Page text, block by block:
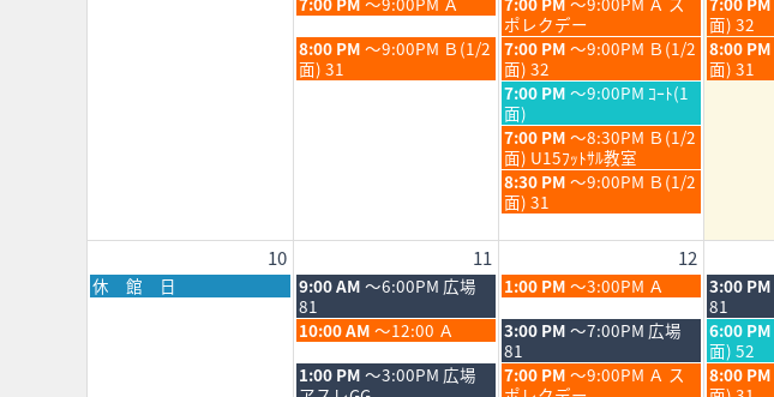
4th
2026
5th
2026
6th
2026
8
月
4th
2026
8
月
5th
2026
8
月
6th
2026
曜
日,
8
月
曜
日,
8
月
5th
2026
ポレクデー
曜
日,
8
月
面) 32
火
曜
日,
8:00 PM ～9:00PM Ｂ(1/2
面) 31
水
曜
日,
8
月
5th
2026
7:00 PM ～9:00PM Ｂ(1/2
面) 32
木
曜
日,
8:00 PM
面) 31
水
曜
日,
8
月
5th
2026
7:00 PM ～9:00PM ｺｰﾄ(1
面)
水
曜
日,
8
月
5th
7:00 PM ～8:30PM Ｂ(1/2
面) U15ﾌｯﾄｻﾙ教室
水
曜
日,
8
5th
2026
8:30 PM ～9:00PM Ｂ(1/2
面) 31
10 11 12
月
曜
休 館 日
火
曜
日,
8
月
11th
9:00 AM ～6:00PM 広場
81
水
曜
日,
8
月
12th
1:00 PM ～3:00PM Ａ
木
曜
日,
8
月
13th
3:00 PM
81
火
曜
日,
8
10:00 AM ～12:00 Ａ
水
曜
日,
8
3:00 PM ～7:00PM 広場
81
木
曜
日,
8
6:00 PM
面) 52
火
1:00 PM ～3:00PM 広場
水
7:00 PM ～9:00PM Ａ ス
木
8:00 PM